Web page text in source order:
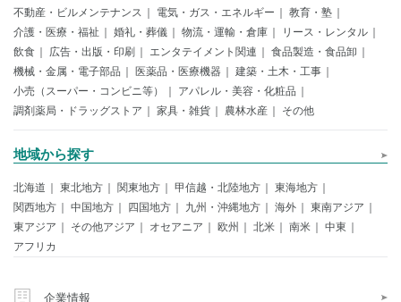
不動産・ビルメンテナンス
電気・ガス・エネルギー
教育・塾
介護・医療・福祉
婚礼・葬儀 物流・運輸・倉庫
リース・レンタル
飲食
広告・出版・印刷 エンタテイメント関連
食品製造・食品卸
機械・金属・電子部品
医薬品・医療機器
建築・土木・工事
小売（スーパー・コンビニ等）
アパレル・美容・化粧品
調剤薬局・ドラッグストア
家具・雑貨 農林水産 その他
地域から探す
北海道 東北地方 関東地方 甲信越・北陸地方
東海地方
関西地方
中国地方 四国地方 九州・沖縄地方 海外
東南アジア
東アジア
その他アジア オセアニア 欧州 北米 南米
中東
アフリカ
企業情報